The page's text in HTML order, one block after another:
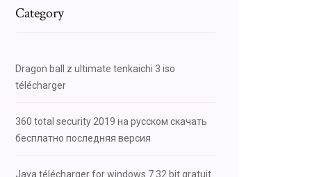
Category
Dragon ball z ultimate tenkaichi 3 iso
télécharger
360 total security 2019 на русском скачать
бесплатно последняя версия
Java télécharger for windows 7 32 bit gratuit